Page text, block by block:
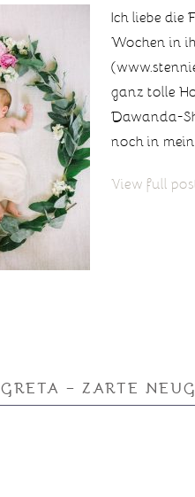
Ich liebe die
Wochen in
ganz tolle
Dawanda-
noch in
View full
GRETA – ZARTE